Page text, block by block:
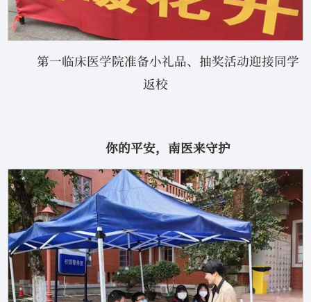
第一临床医学院准备小礼品、抽奖活动迎接同学
返校
你的平安，南医来守护